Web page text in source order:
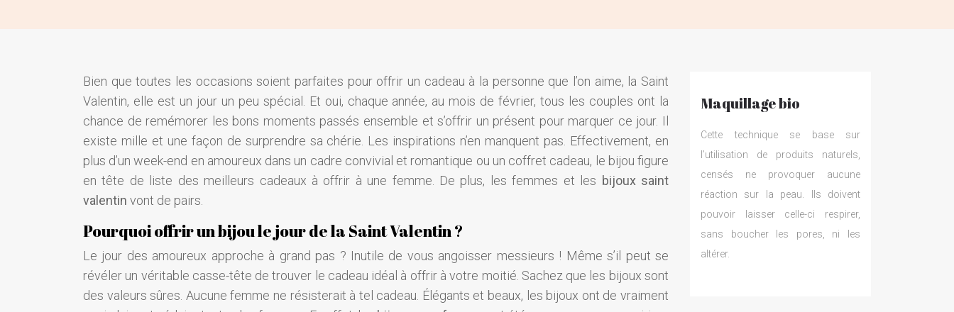
Bien que toutes les occasions soient parfaites pour offrir un cadeau à la personne que l’on aime, la Saint
Valentin, elle est un jour un peu spécial. Et oui, chaque année, au mois de février, tous les couples ont la
chance de remémorer les bons moments passés ensemble et s’offrir un présent pour marquer ce jour. Il
existe mille et une façon de surprendre sa chérie. Les inspirations n’en manquent pas. Effectivement, en
plus d’un week-end en amoureux dans un cadre convivial et romantique ou un coffret cadeau, le bijou figure
en tête de liste des meilleurs cadeaux à offrir à une femme. De plus, les femmes et les bijoux saint
valentin vont de pairs.
Pourquoi offrir un bijou le jour de la Saint Valentin ?
Le jour des amoureux approche à grand pas ? Inutile de vous angoisser messieurs ! Même s’il peut se
révéler un véritable casse-tête de trouver le cadeau idéal à offrir à votre moitié. Sachez que les bijoux sont
des valeurs sûres. Aucune femme ne résisterait à tel cadeau. Élégants et beaux, les bijoux ont de vraiment
Maquillage bio
Cette technique se base sur
l’utilisation de produits naturels,
censés ne provoquer aucune
réaction sur la peau. Ils doivent
pouvoir laisser celle-ci respirer,
sans boucher les pores, ni les
altérer.